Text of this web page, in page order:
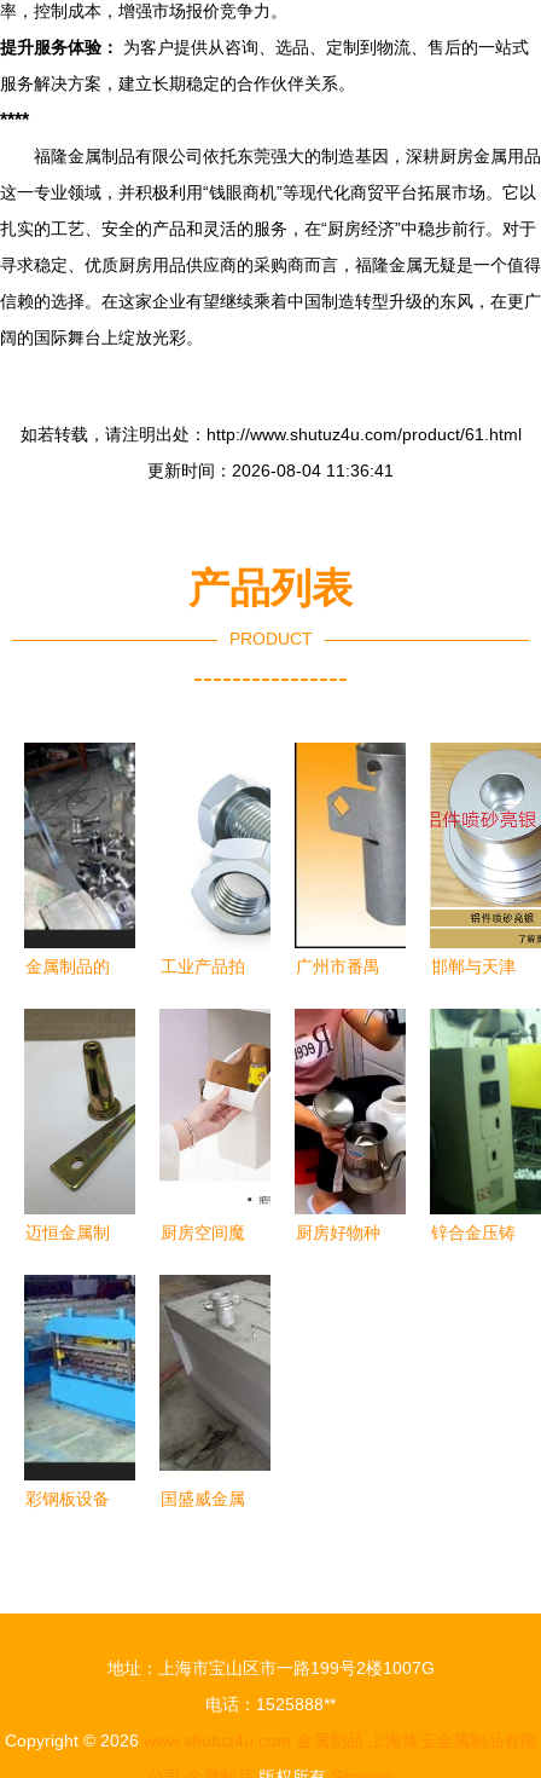
率，控制成本，增强市场报价竞争力。
提升服务体验：
为客户提供从咨询、选品、定制到物流、售后的一站式
服务解决方案，建立长期稳定的合作伙伴关系。
****
福隆金属制品有限公司依托东莞强大的制造基因，深耕厨房金属用品
这一专业领域，并积极利用“钱眼商机”等现代化商贸平台拓展市场。它以
扎实的工艺、安全的产品和灵活的服务，在“厨房经济”中稳步前行。对于
寻求稳定、优质厨房用品供应商的采购商而言，福隆金属无疑是一个值得
信赖的选择。在这家企业有望继续乘着中国制造转型升级的东风，在更广
阔的国际舞台上绽放光彩。
如若转载，请注明出处：http://www.shutuz4u.com/product/61.html
更新时间：2026-08-04 11:36:41
产品列表
PRODUCT
----------------
金属制品的
探秘惠山区
前洲巨亮金
属制品厂的
小件抛光服
务
工业产品拍
品篇 以厨
房用品为例
广州市番禺
制品厂 匠
心铸就，金
属制品展示
邯郸与天津
玉德金金属
静电喷涂技
术赋能厨房
用品制造
迈恒金属制
钉，放心选
购的明智之
选
厨房空间魔
能置物架，
打造整洁高
效的烹饪天
厨房好物种
锌合金压铸
彩钢板设备
国盛威金属
水箱及各类
金属制品
地址：上海市宝山区市一路199号2楼1007G
电话：1525888**
Copyright © 2026 www.shutuz4u.com 金属制品
上海臻玉金属制品有限